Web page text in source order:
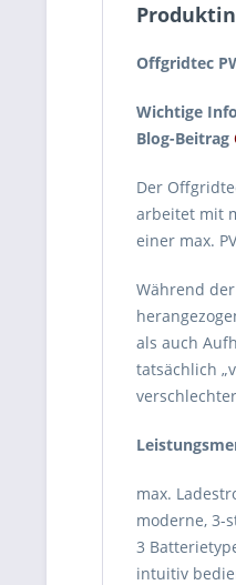
Offgridtec
Wichtige
Blog-Beitrag
Der
arbeitet mit
einer max.
Während
als auch
tatsächlich
max.
moderne, 3-
3
intuitiv